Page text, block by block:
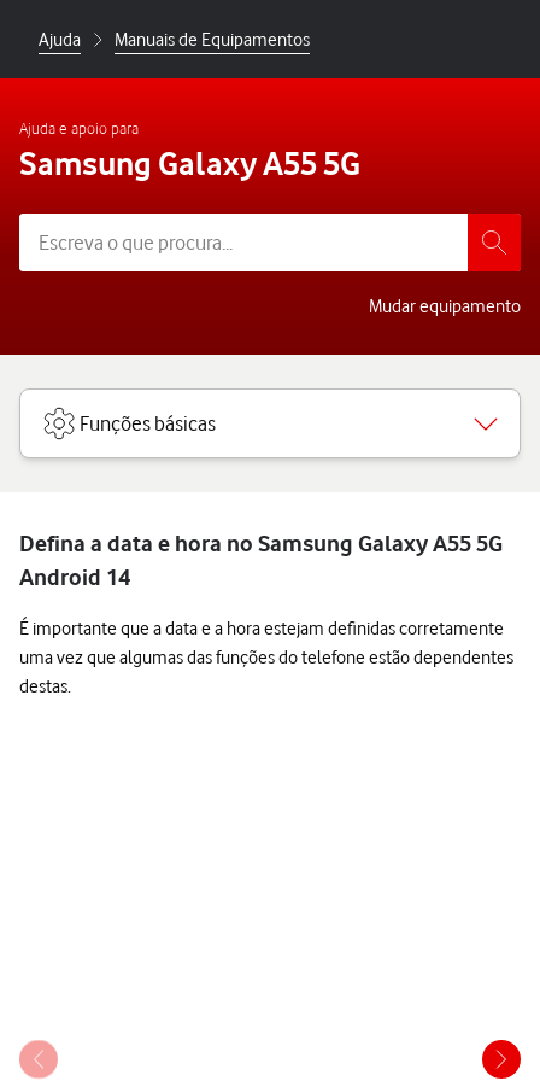
Ajuda Manuais de Equipamentos
Ajuda e apoio para
Samsung Galaxy A55 5G
Mudar equipamento
Funções básicas
Defina a data e hora no Samsung Galaxy A55 5G
Android 14
É importante que a data e a hora estejam definidas corretamente
uma vez que algumas das funções do telefone estão dependentes
destas.